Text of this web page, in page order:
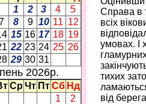
1
2 3 4
5
8 9 10 11 12
15 16 17 18 19
22 23 24 25 26
29 30 31
2026p.
Ср Чт Пт Сб Нд
1
2
Справа в
всіх
умовах. І
тихих
від